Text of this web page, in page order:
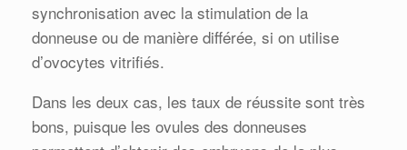
synchronisation avec la stimulation de la
donneuse ou de manière différée, si on utilise
d’ovocytes vitrifiés.
Dans les deux cas, les taux de réussite sont très
bons, puisque les ovules des donneuses